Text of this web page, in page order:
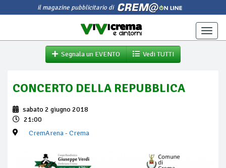
il magazine pubblicitario di
Toggle
Segnala un EVENTO
Vedi TUTTI
CONCERTO DELLA REPUBBLICA
sabato 2 giugno 2018
21:00
CremArena- Crema